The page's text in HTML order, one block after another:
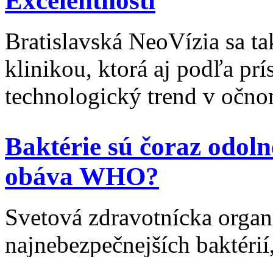
Bratislavská NeoVízia sa
klinikou, ktorá aj podľa
technologický trend v
Baktérie sú čoraz
obáva WHO?
Svetová zdravotnícka
najnebezpečnejších